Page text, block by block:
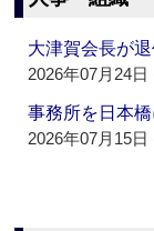
大津賀会長が
2026年07月24日
事務所を日本
2026年07月15日